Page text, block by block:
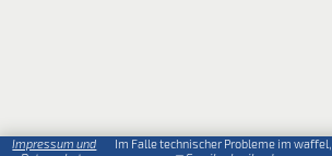
Impressum und
Im Falle technischer Probleme im waffel,